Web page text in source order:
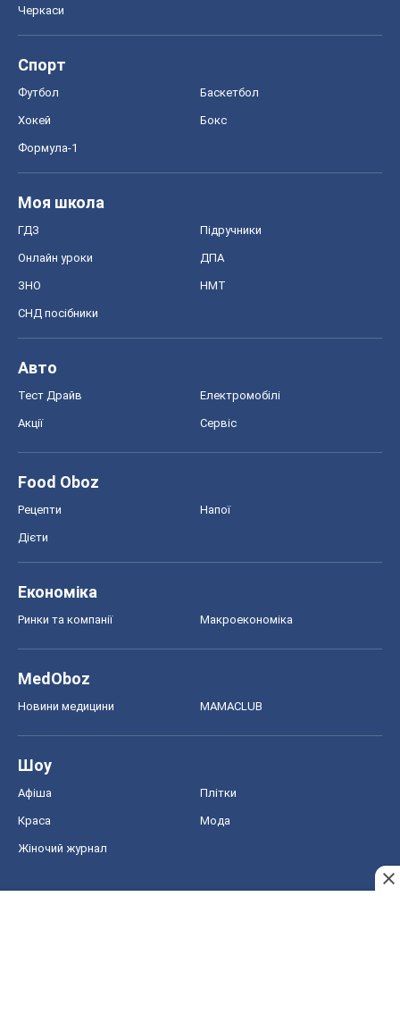
Черкаси
Спорт
Футбол Баскетбол
Хокей Бокс
Формула-1
Моя школа
ГДЗ Підручники
Онлайн уроки ДПА
ЗНО НМТ
СНД посібники
Авто
Тест Драйв Електромобілі
Акції Сервіс
Food Oboz
Рецепти Напої
Дієти
Економіка
Ринки та компанії Макроекономіка
MedOboz
Новини медицини MAMACLUB
Шоу
Афіша Плітки
Краса Мода
Жіночий журнал